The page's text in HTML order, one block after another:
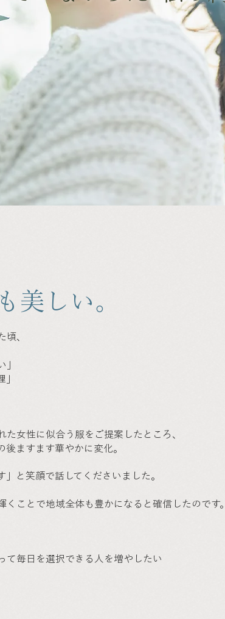
美しい。
頃、
」
」
た女性に似合う服をご提案したところ、
ますます華やかに変化。
」と笑顔で話してくださいました。
くことで地域全体も豊かになると確信したのです。
て毎日を選択できる人を増やしたい